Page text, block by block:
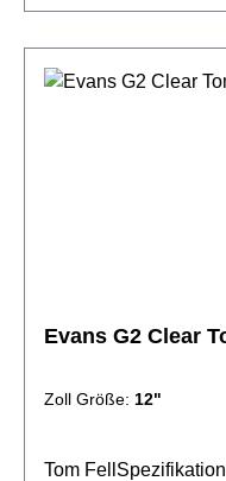
Evans G2 Clear
Zoll Größe: 12"
Tom